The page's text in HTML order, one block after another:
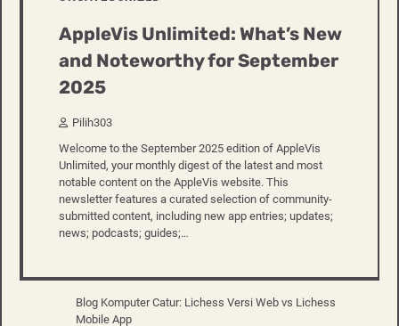
AppleVis Unlimited: What’s New
and Noteworthy for September
2025
Pilih303
Welcome to the September 2025 edition of AppleVis
Unlimited, your monthly digest of the latest and most
notable content on the AppleVis website. This
newsletter features a curated selection of community-
submitted content, including new app entries; updates;
news; podcasts; guides;…
Blog Komputer Catur: Lichess Versi Web vs Lichess
Mobile App